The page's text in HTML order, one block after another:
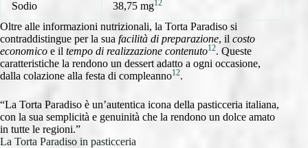
Sodio 38,75 mg12
Oltre alle informazioni nutrizionali, la Torta Paradiso si
contraddistingue per la sua facilità di preparazione, il costo
economico e il tempo di realizzazione contenuto12. Queste
caratteristiche la rendono un dessert adatto a ogni occasione,
dalla colazione alla festa di compleanno12.
“La Torta Paradiso è un’autentica icona della pasticceria italiana,
con la sua semplicità e genuinità che la rendono un dolce amato
in tutte le regioni.”
La Torta Paradiso in pasticceria